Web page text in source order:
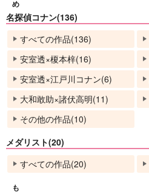
め
名探偵コナン(136)
すべての作品(136)
安室透×榎本梓(16)
安室透×江戸川コナン(6)
大和敢助×諸伏高明(11)
その他の作品(10)
メダリスト(20)
すべての作品(20)
も